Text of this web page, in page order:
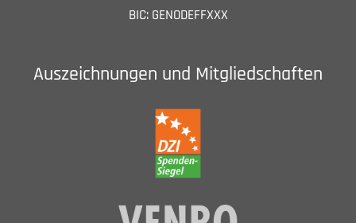
BIC: GENODEFFXXX
Auszeichnungen und Mitgliedschaften